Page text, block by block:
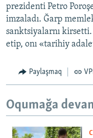
prezidenti Petro
imzaladı. Ğarp
sanktsiyalarnı
etip, onı «tarihiy
Paylaşmaq
Oqumağa